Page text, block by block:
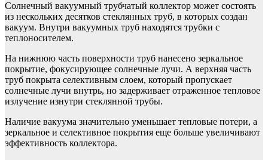
Солнечный вакуумный трубчатый коллектор может состоять
из нескольких десятков стеклянных труб, в которых создан
вакуум. Внутри вакуумных труб находятся трубки с
теплоносителем.
На нижнюю часть поверхности труб нанесено зеркальное
покрытие, фокусирующее солнечные лучи. А верхняя часть
труб покрыта селективным слоем, который пропускает
солнечные лучи внутрь, но задерживает отраженное тепловое
излучение изнутри стеклянной трубы.
Наличие вакуума значительно уменьшает тепловые потери, а
зеркальное и селективное покрытия еще больше увеличивают
эффективность коллектора.